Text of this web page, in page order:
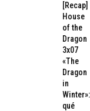
[Recap]
House
of the
Dragon
3x07
«The
Dragon
in
Winter»:
qué